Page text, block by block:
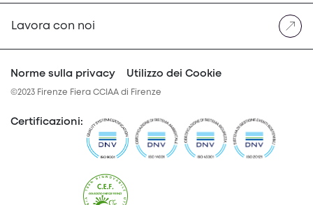
Lavora con noi
Norme sulla privacy Utilizzo dei Cookie
©2023 Firenze Fiera CCIAA di Firenze
Certificazioni: